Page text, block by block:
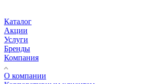
Каталог
Акции
Услуги
Бренды
Компания
О компании